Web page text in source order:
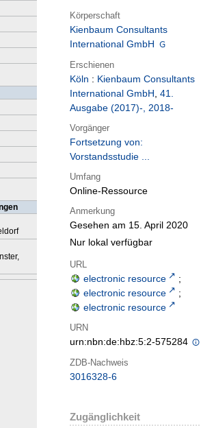
Körperschaft
Kienbaum Consultants
International GmbH
Erschienen
Köln : Kienbaum Consultants
International GmbH, 41.
Ausgabe (2017)-, 2018-
Vorgänger
Fortsetzung von:
Vorstandsstudie ...
Umfang
Online-Ressource
Anmerkung
Gesehen am 15. April 2020
Nur lokal verfügbar
URL
electronic resource
;
electronic resource
;
electronic resource
URN
urn:nbn:de:hbz:5:2-575284
ZDB-Nachweis
3016328-6
Zugänglichkeit